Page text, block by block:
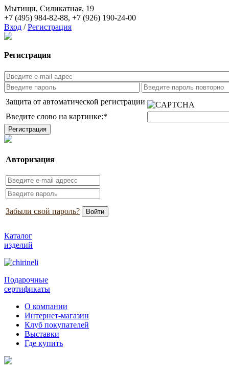
Мытищи, Силикатная, 19
+7 (495) 984-82-88, +7 (926) 190-24-00
Вход / Регистрация
Регистрация
Защита от автоматической регистрации
Введите слово на картинке:*
Авторизация
Забыли свой пароль?
Каталог
изделий
Подарочные
сертификаты
О компании
Интернет-магазин
Клуб покупателей
Выставки
Где купить